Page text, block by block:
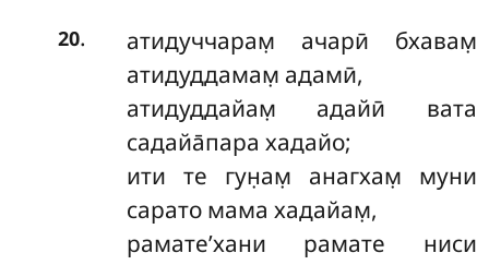
20.
атидуччарам̣ ачарӣ бхавам̣
атидуддамам̣ адамӣ,
атидуддайам̣ адайӣ вата
садайа̄пара хадайо;
ити те гун̣ам̣ анагхам̣ муни
сарато мама хадайам̣,
рамате’хани рамате ниси